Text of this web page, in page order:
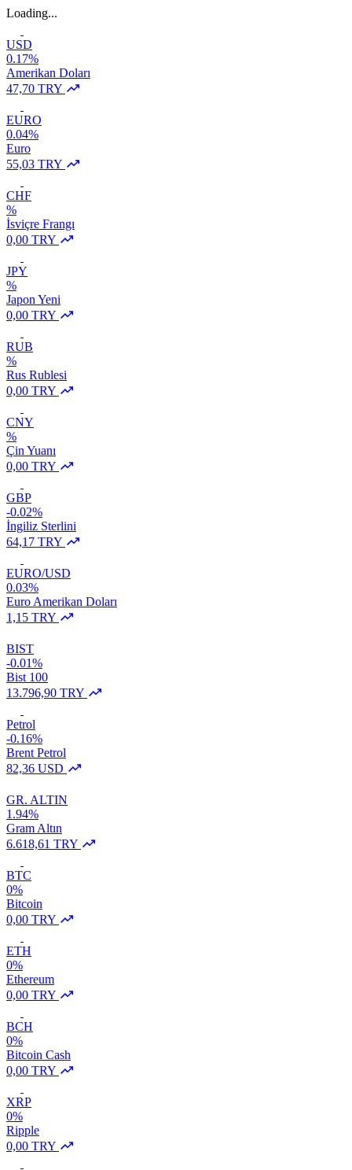
Loading...
USD
0.17%
Amerikan Doları
47,70 TRY
EURO
0.04%
Euro
55,03 TRY
CHF
%
İsviçre Frangı
0,00 TRY
JPY
%
Japon Yeni
0,00 TRY
RUB
%
Rus Rublesi
0,00 TRY
CNY
%
Çin Yuanı
0,00 TRY
GBP
-0.02%
İngiliz Sterlini
64,17 TRY
EURO/USD
0.03%
Euro Amerikan Doları
1,15 TRY
BIST
-0.01%
Bist 100
13.796,90 TRY
Petrol
-0.16%
Brent Petrol
82,36 USD
GR. ALTIN
1.94%
Gram Altın
6.618,61 TRY
BTC
0%
Bitcoin
0,00 TRY
ETH
0%
Ethereum
0,00 TRY
BCH
0%
Bitcoin Cash
0,00 TRY
XRP
0%
Ripple
0,00 TRY